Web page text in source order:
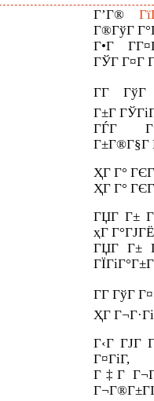
Г’Г®
Г®ГўГ
Г•Г
ГЎГ Г¤Г
ГГ
Г±Г
ГЃГ
Г±Г®Г§Г
ҲГ Г°
ҲГ Г°
ГЏГ Г±
ҳГ
ГЏГ Г±
ГГ ГўГ
ҲГ
Г‹Г ГЈГ
Г¤ГіГ­,
Г‡Г